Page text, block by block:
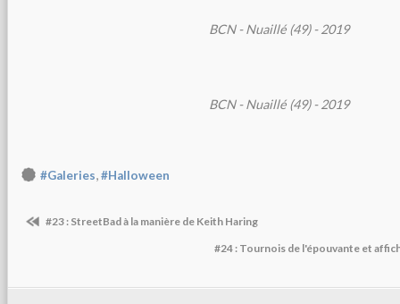
BCN - Nuaillé (49) - 2019
BCN - Nuaillé (49) - 2019
#Galeries,#Halloween
#23 : StreetBad à la manière de Keith Haring
#24 : Tournois de l'épouvante et